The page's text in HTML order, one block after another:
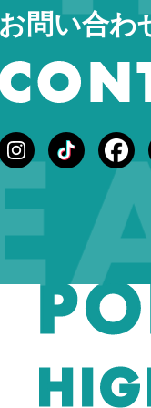
お問い合わ